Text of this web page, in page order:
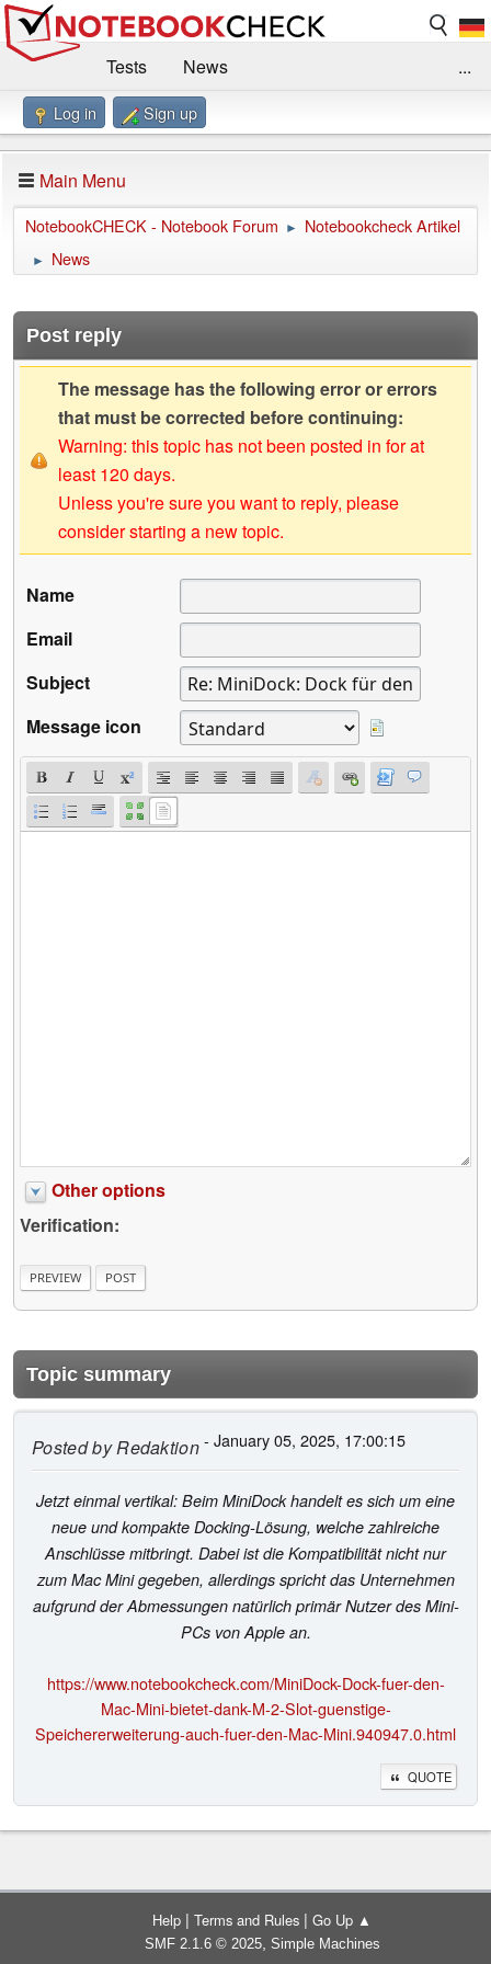
Tests
News
Benchmarks / Technik
Forum
Impressum
...
Log in Sign up
Main Menu
NotebookCHECK - Notebook Forum ► Notebookcheck Artikel
► News
Post reply
The message has the following error or errors
that must be corrected before continuing:
Warning: this topic has not been posted in for at
least 120 days.
Unless you're sure you want to reply, please
consider starting a new topic.
Name
Email
Subject
Message icon
Other options
Verification:
Topic summary
Posted byRedaktion- January 05, 2025, 17:00:15
Jetzt einmal vertikal: Beim MiniDock handelt es sich um eine
neue und kompakte Docking-Lösung, welche zahlreiche
Anschlüsse mitbringt. Dabei ist die Kompatibilität nicht nur
zum Mac Mini gegeben, allerdings spricht das Unternehmen
aufgrund der Abmessungen natürlich primär Nutzer des Mini-
PCs von Apple an.
https://www.notebookcheck.com/MiniDock-Dock-fuer-den-
Mac-Mini-bietet-dank-M-2-Slot-guenstige-
Speichererweiterung-auch-fuer-den-Mac-Mini.940947.0.html
QUOTE
Help | Terms and Rules | Go Up ▲
SMF 2.1.6 © 2025, Simple Machines